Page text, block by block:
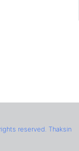
reserved. Thaksin